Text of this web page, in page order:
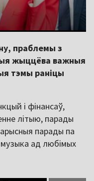
праблемы з
жыццёва важныя
тэмы раніцы
і фінансаў,
літыю, парады
парады па
музыка ад любімых